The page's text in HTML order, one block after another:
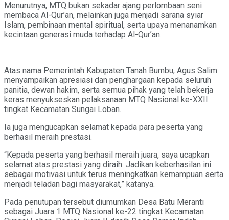
Menurutnya, MTQ bukan sekadar ajang perlombaan seni
membaca Al-Qur’an, melainkan juga menjadi sarana syiar
Islam, pembinaan mental spiritual, serta upaya menanamkan
kecintaan generasi muda terhadap Al-Qur’an.
Atas nama Pemerintah Kabupaten Tanah Bumbu, Agus Salim
menyampaikan apresiasi dan penghargaan kepada seluruh
panitia, dewan hakim, serta semua pihak yang telah bekerja
keras menyukseskan pelaksanaan MTQ Nasional ke-XXII
tingkat Kecamatan Sungai Loban.
Ia juga mengucapkan selamat kepada para peserta yang
berhasil meraih prestasi.
“Kepada peserta yang berhasil meraih juara, saya ucapkan
selamat atas prestasi yang diraih. Jadikan keberhasilan ini
sebagai motivasi untuk terus meningkatkan kemampuan serta
menjadi teladan bagi masyarakat,” katanya.
Pada penutupan tersebut diumumkan Desa Batu Meranti
sebagai Juara 1 MTQ Nasional ke-22 tingkat Kecamatan